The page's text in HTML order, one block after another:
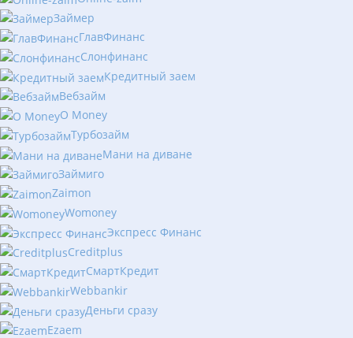
Займер
ГлавФинанс
Слонфинанс
Кредитный заем
Вебзайм
O Money
Турбозайм
Мани на диване
Займиго
Zaimon
Womoney
Экспресс Финанс
Creditplus
СмартКредит
Webbankir
Деньги сразу
Ezaem